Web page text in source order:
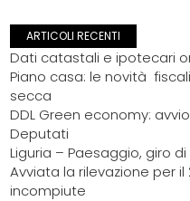
ARTICOLI RECENTI
Dati catastali e ipotecari
Piano casa: le novità
secca
DDL Green economy:
Deputati
Liguria – Paesaggio, giro
Avviata la rilevazione per
incompiute